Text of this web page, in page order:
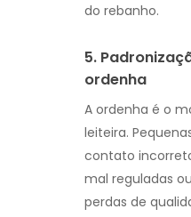
do rebanho.
5.
ordenha
A ordenha é o
leiteira.
contato
mal reguladas
perdas de